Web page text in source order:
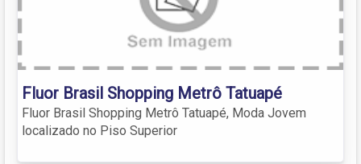
Fluor Brasil Shopping Metrô Tatuapé
Fluor Brasil Shopping Metrô Tatuapé, Moda Jovem
localizado no Piso Superior